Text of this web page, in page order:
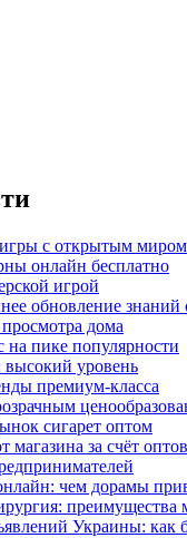
игры с открытым
онлайн бесплатно
игрой
обновление знаний
дома
на пике популярности
высокий уровень
премиум-класса
сигарет оптом
магазина за счёт
чем дорамы
преимущества
Украины: как